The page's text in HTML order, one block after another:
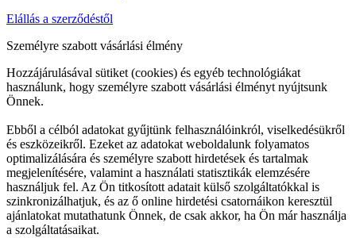
Elállás a szerződéstől
Személyre szabott vásárlási élmény
Hozzájárulásával sütiket (cookies) és egyéb technológiákat
használunk, hogy személyre szabott vásárlási élményt nyújtsunk
Önnek.
Ebből a célból adatokat gyűjtünk felhasználóinkról, viselkedésükről
és eszközeikről. Ezeket az adatokat weboldalunk folyamatos
optimalizálására és személyre szabott hirdetések és tartalmak
megjelenítésére, valamint a használati statisztikák elemzésére
használjuk fel. Az Ön titkosított adatait külső szolgáltatókkal is
szinkronizálhatjuk, és az ő online hirdetési csatornáikon keresztül
ajánlatokat mutathatunk Önnek, de csak akkor, ha Ön már használja
a szolgáltatásaikat.